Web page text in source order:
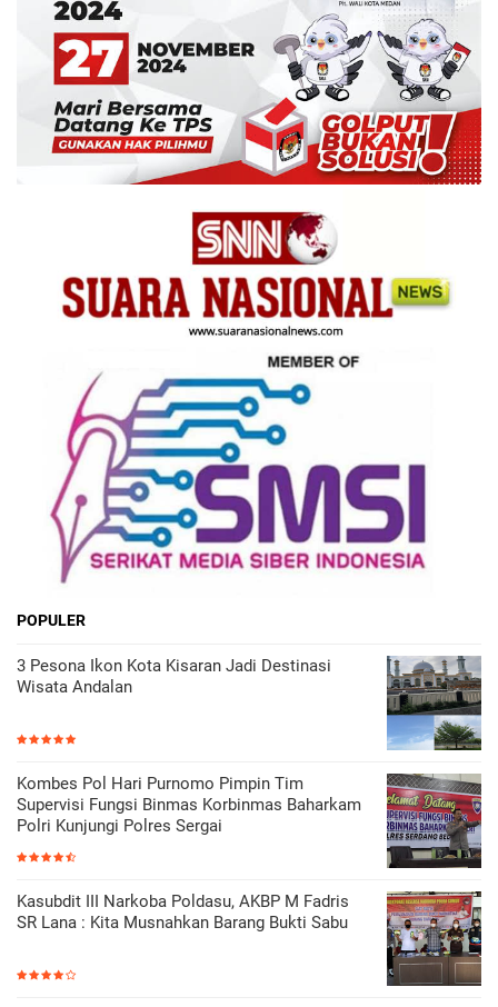
POPULER
3 Pesona Ikon Kota Kisaran Jadi Destinasi
Wisata Andalan
Kombes Pol Hari Purnomo Pimpin Tim
Supervisi Fungsi Binmas Korbinmas Baharkam
Polri Kunjungi Polres Sergai
Kasubdit III Narkoba Poldasu, AKBP M Fadris
SR Lana : Kita Musnahkan Barang Bukti Sabu